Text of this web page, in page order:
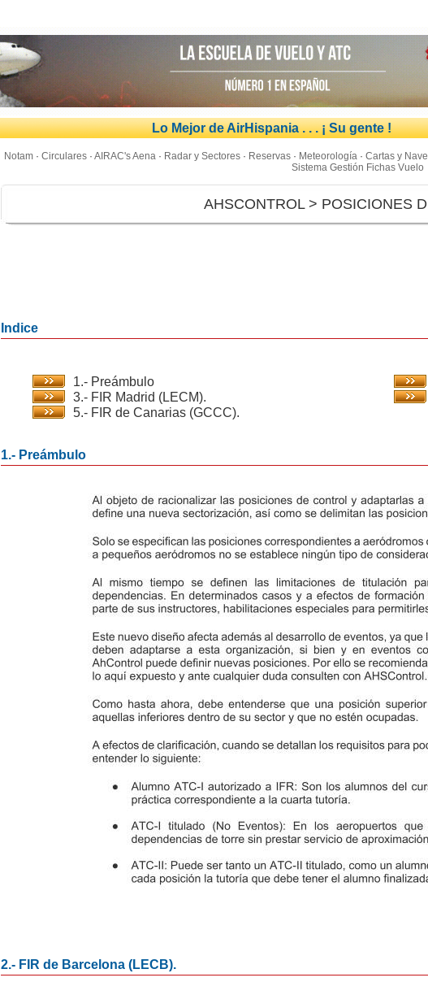
Lo Mejor de AirHispania . . . ¡ Su gente !
Notam· Circulares· AIRAC's Aena· Radar y Sectores· Reservas· Meteorología· Cartas y
Sistema Gestión Fichas Vuelo
AHSCONTROL > POSICIONES
Indice
1.- Preámbulo
3.- FIR Madrid (LECM).
5.- FIR de Canarias (GCCC).
1.- Preámbulo
2.- FIR de Barcelona (LECB).